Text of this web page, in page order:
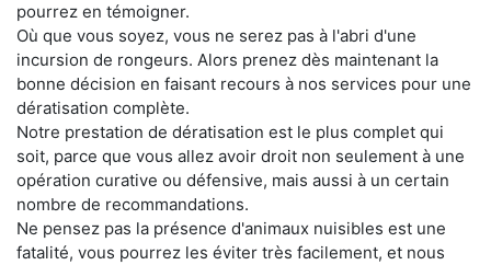
pourrez en témoigner.
Où que vous soyez, vous ne serez pas à l'abri d'une
incursion de rongeurs. Alors prenez dès maintenant la
bonne décision en faisant recours à nos services pour une
dératisation complète.
Notre prestation de dératisation est le plus complet qui
soit, parce que vous allez avoir droit non seulement à une
opération curative ou défensive, mais aussi à un certain
nombre de recommandations.
Ne pensez pas la présence d'animaux nuisibles est une
fatalité, vous pourrez les éviter très facilement, et nous